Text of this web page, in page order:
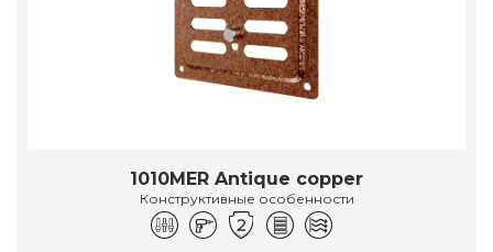
1010MER Antique copper
Конструктивные особенности